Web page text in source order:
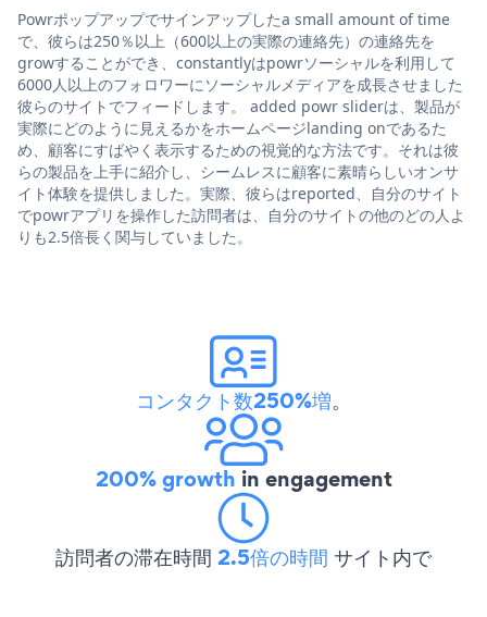
Powrポップアップでサインアップしたa small amount of time
で、彼らは250％以上（600以上の実際の連絡先）の連絡先を
growすることができ、constantlyはpowrソーシャルを利用して
6000人以上のフォロワーにソーシャルメディアを成長させました
彼らのサイトでフィードします。 added powr sliderは、製品が
実際にどのように見えるかをホームページlanding onであるた
め、顧客にすばやく表示するための視覚的な方法です。それは彼
らの製品を上手に紹介し、シームレスに顧客に素晴らしいオンサ
イト体験を提供しました。実際、彼らはreported、自分のサイト
でpowrアプリを操作した訪問者は、自分のサイトの他のどの人よ
りも2.5倍長く関与していました。
コンタクト数250%増。
200% growth in engagement
訪問者の滞在時間 2.5倍の時間 サイト内で